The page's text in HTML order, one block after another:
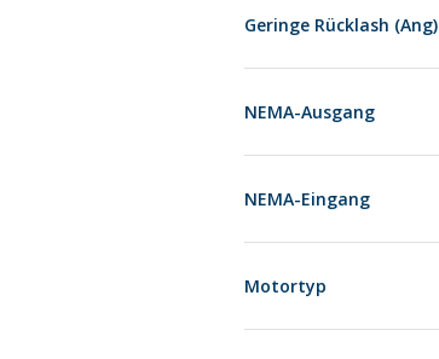
Geringe Rücklash (Ang)
NEMA-Ausgang
NEMA-Eingang
Motortyp